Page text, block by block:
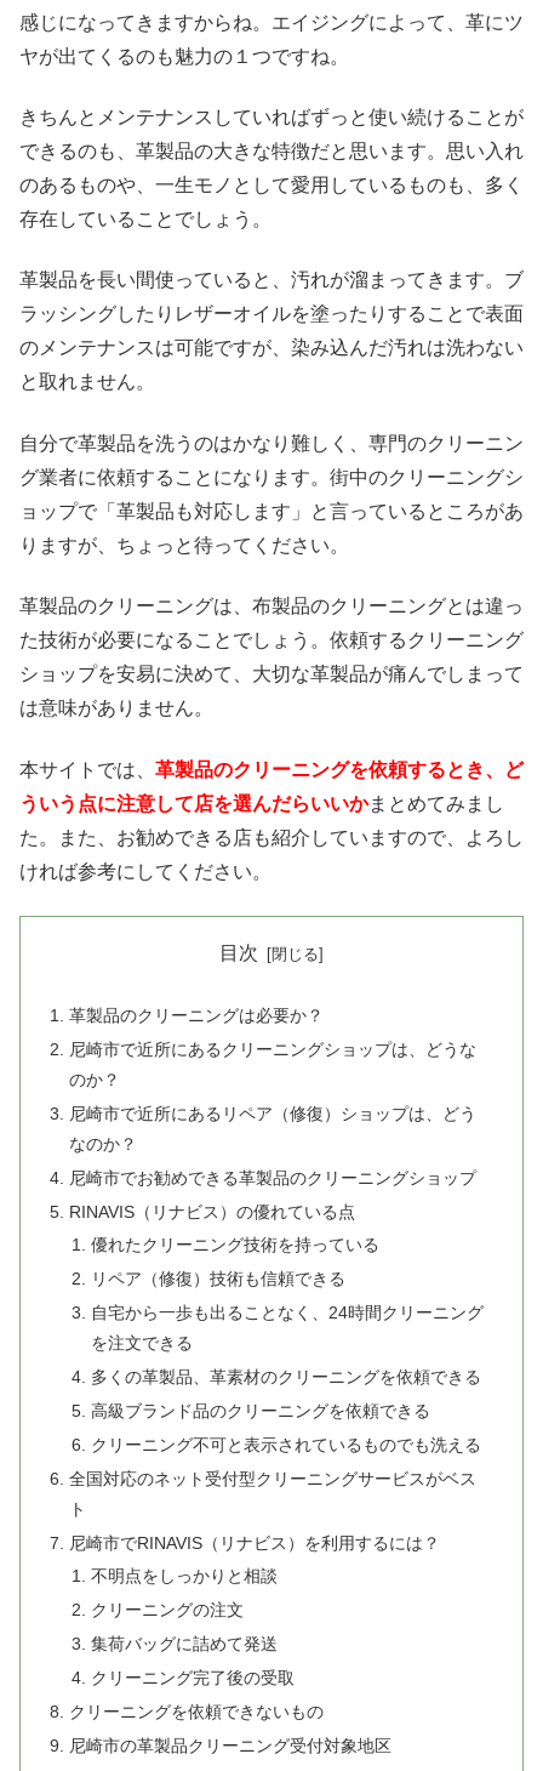
感じになってきますからね。エイジングによって、革にツ
ヤが出てくるのも魅力の１つですね。
きちんとメンテナンスしていればずっと使い続けることが
できるのも、革製品の大きな特徴だと思います。思い入れ
のあるものや、一生モノとして愛用しているものも、多く
存在していることでしょう。
革製品を長い間使っていると、汚れが溜まってきます。ブ
ラッシングしたりレザーオイルを塗ったりすることで表面
のメンテナンスは可能ですが、染み込んだ汚れは洗わない
と取れません。
自分で革製品を洗うのはかなり難しく、専門のクリーニン
グ業者に依頼することになります。街中のクリーニングシ
ョップで「革製品も対応します」と言っているところがあ
りますが、ちょっと待ってください。
革製品のクリーニングは、布製品のクリーニングとは違っ
た技術が必要になることでしょう。依頼するクリーニング
ショップを安易に決めて、大切な革製品が痛んでしまって
は意味がありません。
本サイトでは、 革製品のクリーニングを依頼するとき、ど
ういう点に注意して店を選んだらいいかまとめてみまし
た。また、お勧めできる店も紹介していますので、よろし
ければ参考にしてください。
目次
革製品のクリーニングは必要か？
尼崎市で近所にあるクリーニングショップは、どうな
のか？
尼崎市で近所にあるリペア（修復）ショップは、どう
なのか？
尼崎市でお勧めできる革製品のクリーニングショップ
RINAVIS（リナビス）の優れている点
優れたクリーニング技術を持っている
リペア（修復）技術も信頼できる
自宅から一歩も出ることなく、24時間クリーニング
を注文できる
多くの革製品、革素材のクリーニングを依頼できる
高級ブランド品のクリーニングを依頼できる
クリーニング不可と表示されているものでも洗える
全国対応のネット受付型クリーニングサービスがベス
ト
尼崎市でRINAVIS（リナビス）を利用するには？
不明点をしっかりと相談
クリーニングの注文
集荷バッグに詰めて発送
クリーニング完了後の受取
クリーニングを依頼できないもの
尼崎市の革製品クリーニング受付対象地区